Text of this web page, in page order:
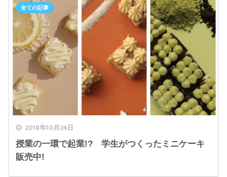
2018年10月24日
授業の一環で起業!? 学生がつくったミニケーキ
販売中!
全ての記事